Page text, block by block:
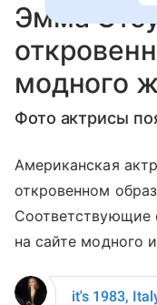
Эмма
модного
Фото актрисы
Американская
откровенном
Соответствующие
на сайте модного